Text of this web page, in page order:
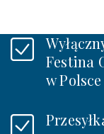
Festina
w Polsce